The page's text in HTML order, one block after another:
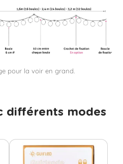
pour la voir en grand.
différents modes